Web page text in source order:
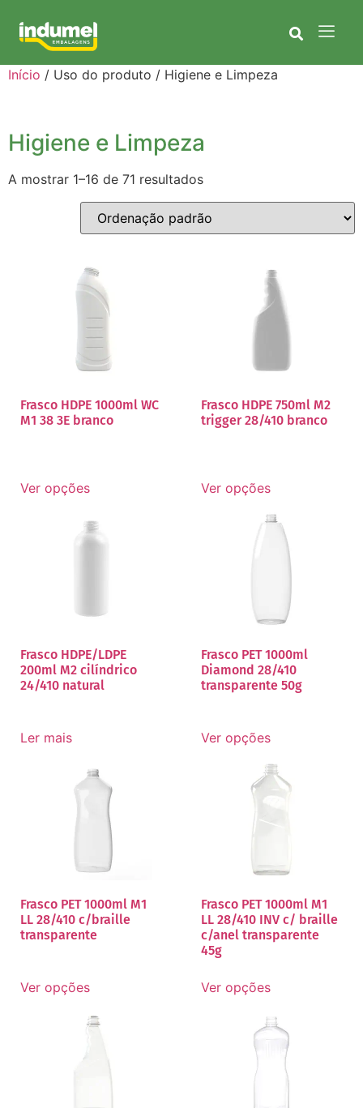
Início / Uso do produto / Higiene e Limpeza
Higiene e Limpeza
A mostrar 1–16 de 71 resultados
Frasco HDPE 1000ml WC
M1 38 3E branco
Ver opções
Frasco HDPE 750ml M2
trigger 28/410 branco
Ver opções
Frasco HDPE/LDPE
200ml M2 cilíndrico
24/410 natural
Ler mais
Frasco PET 1000ml
Diamond 28/410
transparente 50g
Ver opções
Frasco PET 1000ml M1
LL 28/410 c/braille
transparente
Ver opções
Frasco PET 1000ml M1
LL 28/410 INV c/ braille
c/anel transparente
45g
Ver opções